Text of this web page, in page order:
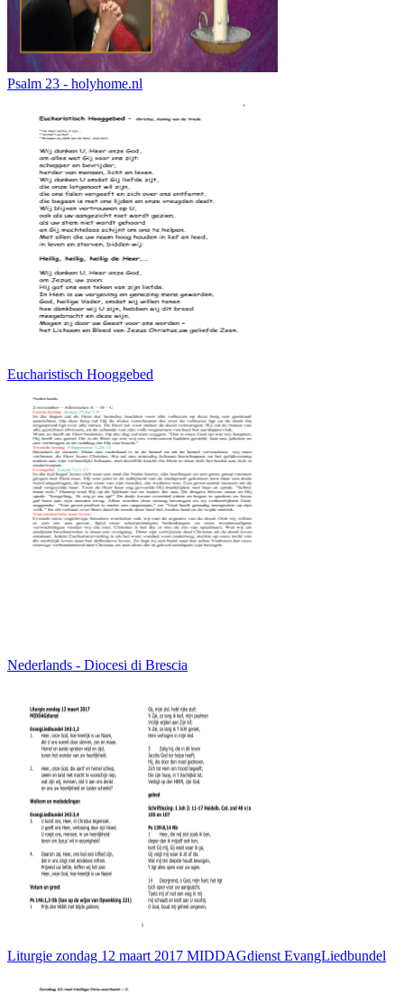
Psalm 23 - holyhome.nl
Eucharistisch Hooggebed
Nederlands - Diocesi di Brescia
Liturgie zondag 12 maart 2017 MIDDAGdienst EvangLiedbundel